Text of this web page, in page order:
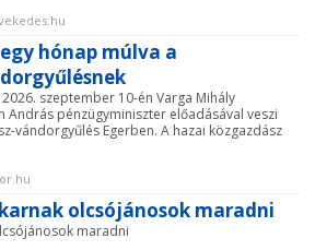
hónap múlva a
szeptember 10-én Varga Mihály
András pénzügyminiszter előadásával veszi
vándorgyűlés Egerben. A hazai közgazdász
olcsójánosok maradni
maradni